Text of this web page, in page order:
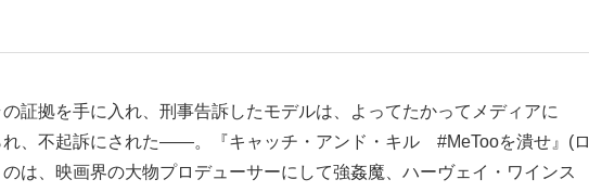
もっと見る
証拠を手に入れ、刑事告訴したモデルは、よってたかってメディアに
れ、不起訴にされた――。『キャッチ・アンド・キル #MeTooを潰せ』(ロ
は、映画界の大物プロデューサーにして強姦魔、ハーヴェイ・ワインス